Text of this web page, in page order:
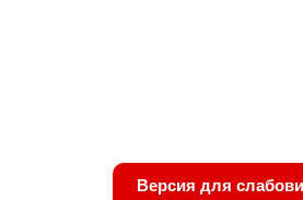
Версия для